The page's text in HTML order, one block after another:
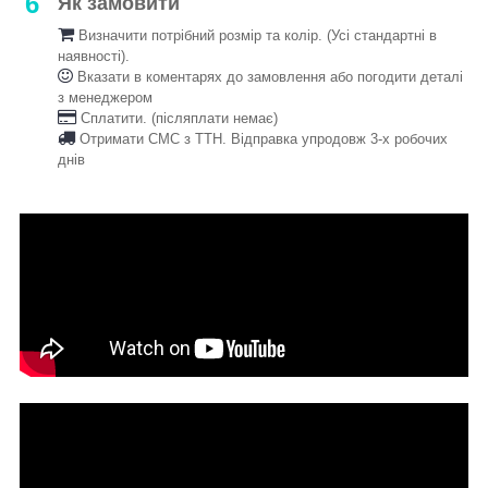
Визначити потрібний розмір та колір. (Усі стандартні в
наявності).
Вказати в коментарях до замовлення або погодити деталі
з менеджером
Сплатити. (післяплати немає)
Отримати СМС з ТТН. Відправка упродовж 3-х робочих
днів